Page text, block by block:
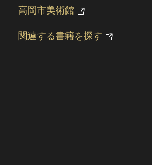
高岡市美術館
関連する書籍を探す